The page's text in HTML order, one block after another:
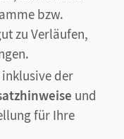
bzw.
zu Verläufen,
inklusive der
und
für Ihre